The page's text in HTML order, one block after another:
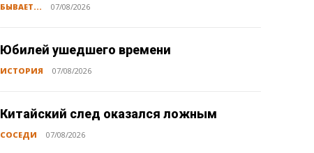
БЫВАЕТ... 07/08/2026
Юбилей ушедшего времени
ИСТОРИЯ 07/08/2026
Китайский след оказался ложным
СОСЕДИ 07/08/2026